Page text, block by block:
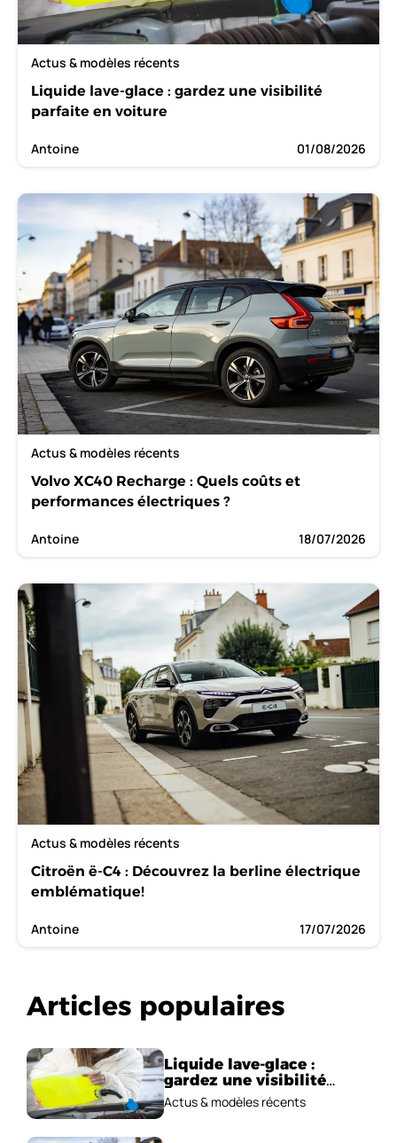
Actus & modèles récents
Liquide lave-glace : gardez une visibilité
parfaite en voiture
Antoine 01/08/2026
Actus & modèles récents
Volvo XC40 Recharge : Quels coûts et
performances électriques ?
Antoine 18/07/2026
Actus & modèles récents
Citroën ë-C4 : Découvrez la berline électrique
emblématique!
Antoine 17/07/2026
Articles populaires
Liquide lave-glace :
gardez une visibilité
parfaite en voiture
Actus & modèles récents